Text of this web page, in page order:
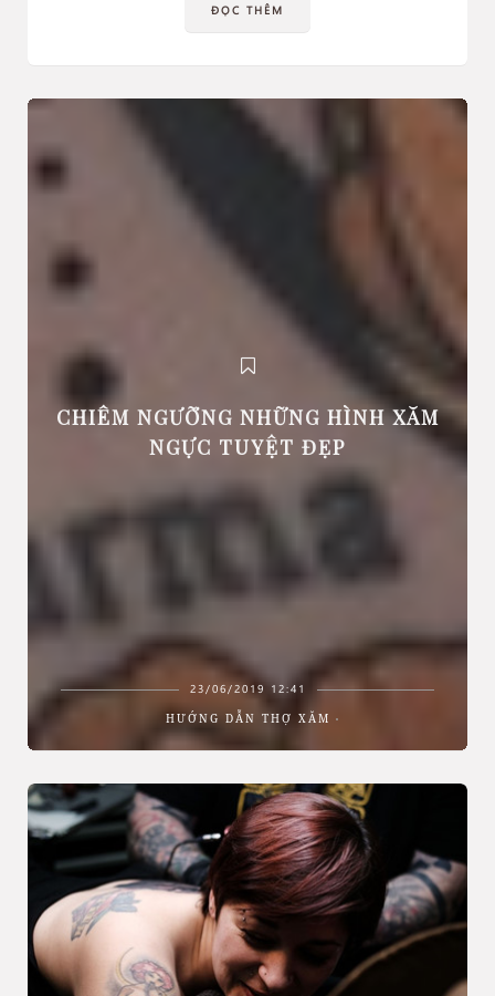
ĐỌC THÊM
CHIÊM NGƯỠNG NHỮNG HÌNH XĂM
NGỰC TUYỆT ĐẸP
23/06/2019 12:41
HƯỚNG DẪN THỢ XĂM